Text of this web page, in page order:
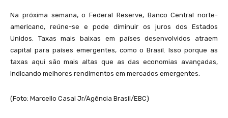
Na próxima semana, o Federal Reserve, Banco Central norte-
americano, reúne-se e pode diminuir os juros dos Estados
Unidos. Taxas mais baixas em países desenvolvidos atraem
capital para países emergentes, como o Brasil. Isso porque as
taxas aqui são mais altas que as das economias avançadas,
indicando melhores rendimentos em mercados emergentes.
(Foto: Marcello Casal Jr/Agência Brasil/EBC)